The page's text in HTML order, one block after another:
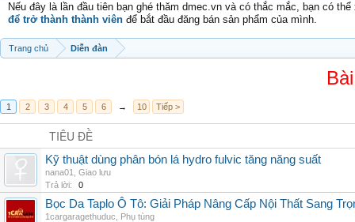
Nếu đây là lần đầu tiên bạn ghé thăm dmec.vn và có thắc mắc, bạn có
để trở thành thành viên để bắt đầu đăng bán sản phẩm của mình.
Trang chủ Diễn đàn
1 2 3 4 5 6 → 10 Tiếp >
TIÊU ĐỀ
Kỹ thuật dùng phân bón lá hydro fulvic tăng năng suất
nana01
Giao lưu
Trả lời:
0
Bọc Da Taplo Ô Tô: Giải Pháp Nâng Cấp Nội Thất Sang
1cargaragethuduc
Phụ tùng